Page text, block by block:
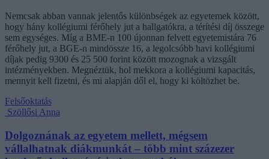
Nemcsak abban vannak jelentős különbségek az egyetemek között,
hogy hány kollégiumi férőhely jut a hallgatókra, a térítési díj összege
sem egységes. Míg a BME-n 100 újonnan felvett egyetemistára 76
férőhely jut, a BGE-n mindössze 16, a legolcsóbb havi kollégiumi
díjak pedig 9300 és 25 500 forint között mozognak a vizsgált
intézményekben. Megnéztük, hol mekkora a kollégiumi kapacitás,
mennyit kell fizetni, és mi alapján dől el, hogy ki költözhet be.
Felsőoktatás
Szöllősi Anna
Dolgoznának az egyetem mellett, mégsem
vállalhatnak diákmunkát – több mint százezer